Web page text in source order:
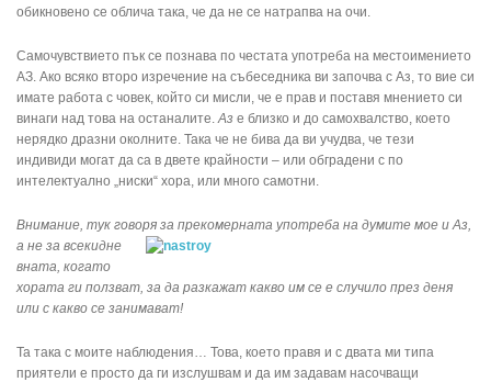
обикновено се облича така, че да не се натрапва на очи.
Самочувствието пък се познава по честата употреба на местоимението
АЗ. Ако всяко второ изречение на събеседника ви започва с Аз, то вие си
имате работа с човек, който си мисли, че е прав и поставя мнението си
винаги над това на останалите. Аз е близко и до самохвалство, което
нерядко дразни околните. Така че не бива да ви учудва, че тези
индивиди могат да са в двете крайности – или обградени с по
интелектуално „ниски“ хора, или много самотни.
Внимание, тук говоря за прекомерната употреба на думите мое и Аз,
а не за всекидне
вната, когато
хората ги ползват, за да разкажат какво им се е случило през деня
или с какво се занимават!
Та така с моите наблюдения… Това, което правя и с двата ми типа
приятели е просто да ги изслушвам и да им задавам насочващи